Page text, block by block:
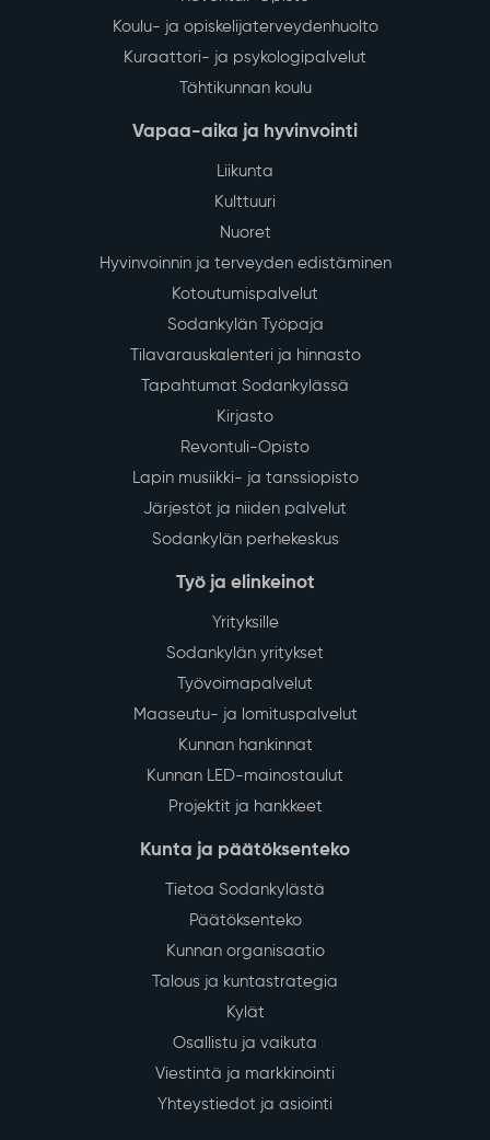
Koulu- ja opiskelijaterveydenhuolto
Kuraattori- ja psykologipalvelut
Tähtikunnan koulu
Vapaa-aika ja hyvinvointi
Liikunta
Kulttuuri
Nuoret
Hyvinvoinnin ja terveyden edistäminen
Kotoutumispalvelut
Sodankylän Työpaja
Tilavarauskalenteri ja hinnasto
Tapahtumat Sodankylässä
Kirjasto
Revontuli-Opisto
Lapin musiikki- ja tanssiopisto
Järjestöt ja niiden palvelut
Sodankylän perhekeskus
Työ ja elinkeinot
Yrityksille
Sodankylän yritykset
Työvoimapalvelut
Maaseutu- ja lomituspalvelut
Kunnan hankinnat
Kunnan LED-mainostaulut
Projektit ja hankkeet
Kunta ja päätöksenteko
Tietoa Sodankylästä
Päätöksenteko
Kunnan organisaatio
Talous ja kuntastrategia
Kylät
Osallistu ja vaikuta
Viestintä ja markkinointi
Yhteystiedot ja asiointi